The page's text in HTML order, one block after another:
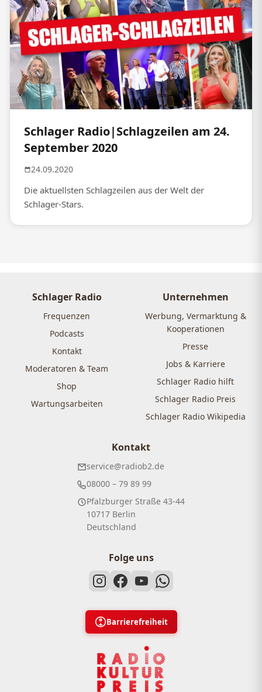
Schlager Radio|Schlagzeilen am 24.
September 2020
24.09.2020
Die aktuellsten Schlagzeilen aus der Welt der
Schlager-Stars.
Schlager Radio
Frequenzen
Podcasts
Kontakt
Moderatoren & Team
Shop
Wartungsarbeiten
Unternehmen
Werbung, Vermarktung &
Kooperationen
Presse
Jobs & Karriere
Schlager Radio hilft
Schlager Radio Preis
Schlager Radio Wikipedia
Kontakt
service@radiob2.de
08000 – 79 89 99
Pfalzburger Straße 43-44
10717 Berlin
Deutschland
Folge uns
Barrierefreiheit